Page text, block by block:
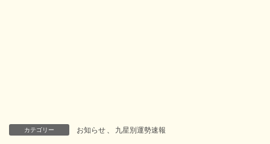
カテゴリー お知らせ、 九星別運勢速報